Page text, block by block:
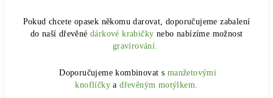
Pokud chcete opasek někomu darovat, doporučujeme zabalení
do naší dřevěnédárkové krabičky nebo nabízíme možnost
gravírování.
Doporučujeme kombinovat s manžetovými
knoflíčky adřevěným motýlkem.